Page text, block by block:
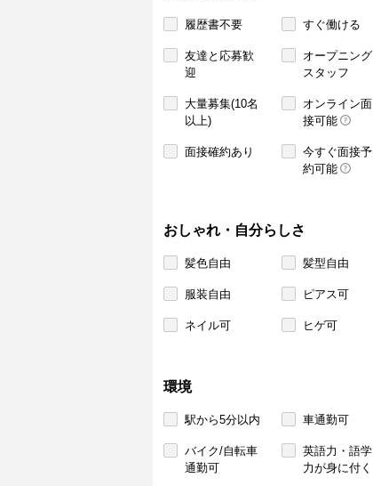
履歴書不要 すぐ働ける
友達と応募歓
迎
オープニング
スタッフ
大量募集(10名
以上)
オンライン面
接可能
面接確約あり
今すぐ面接予
約可能
おしゃれ・自分らしさ
髪色自由 髪型自由
服装自由 ピアス可
ネイル可 ヒゲ可
環境
駅から5分以内 車通勤可
バイク/自転車
通勤可
英語力・語学
力が身に付く